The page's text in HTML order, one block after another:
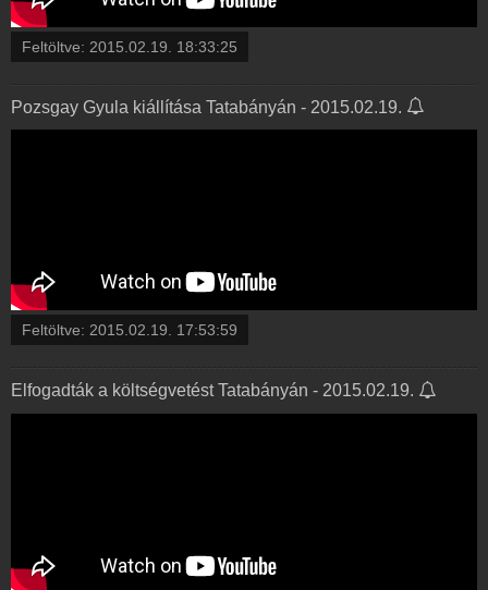
Feltöltve: 2015.02.19. 18:33:25
Pozsgay Gyula kiállítása Tatabányán - 2015.02.19.
Feltöltve: 2015.02.19. 17:53:59
Elfogadták a költségvetést Tatabányán - 2015.02.19.